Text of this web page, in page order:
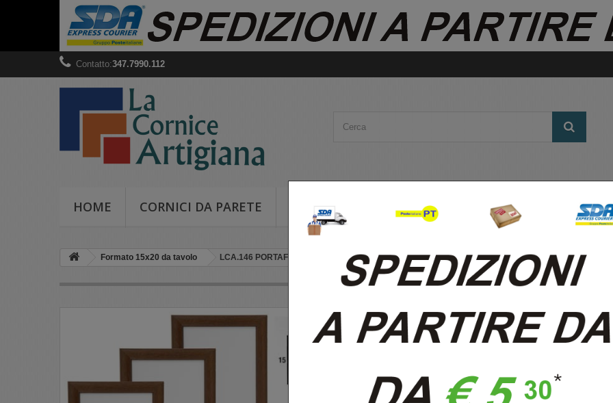
Contatto:347.7990.112
HOME CORNICI DA PARETE CORNICI DA TAVOLO TINTA NOCE CORNICI
Formato 15x20 da tavolo LCA.146 PORTAFOTO 15X20 BOMBERINO NOCE OPACO DA TAVOLO
LCA.146 PORTAFOTO 15X20
BOMBERINO NOCE OPACO DA
Riferimento LCA.146/15X20T